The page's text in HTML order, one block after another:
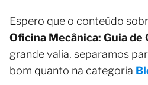
Espero que o conteúdo
Oficina Mecânica: Guia de
grande valia, separamos
bom quanto na categoria